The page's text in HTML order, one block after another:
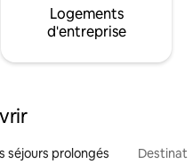
Logements
d'entreprise
séjours prolongés